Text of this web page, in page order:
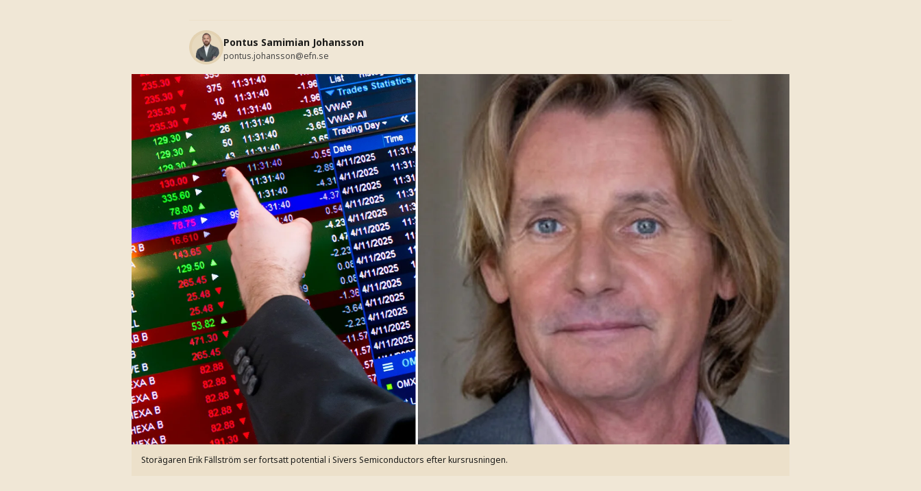
Pontus Samimian Johansson
pontus.johansson@efn.se
Storägaren Erik Fällström ser fortsatt potential i Sivers Semiconductors efter kursrusningen.